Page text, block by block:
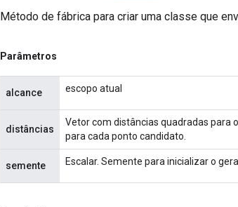
Método de fábrica para criar uma classe que
Parâmetros
alcance escopo atual
distâncias
Vetor com distâncias quadradas para
para cada ponto candidato.
semente Escalar. Semente para inicializar o